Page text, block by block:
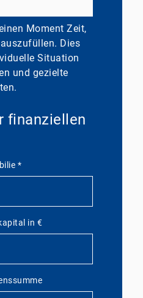
Moment Zeit,
Dies
Situation
und gezielte
finanziellen
*
in €